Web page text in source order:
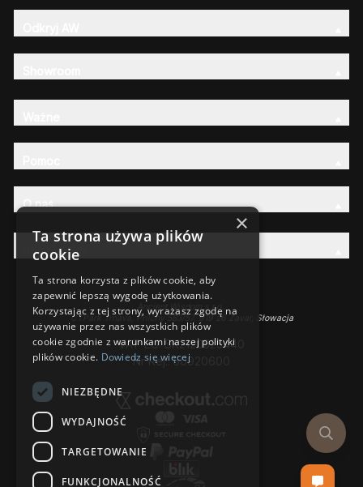
O nas
Rodzina AW
Ancient Wisdom s.r.o.,
CTPark Trnava, Prílohy 583/57, 919 26 Zavar, Słowacja
VAT-EU: SK2120525440
Nr Rej.: 50920600
×
Ta strona używa plików
cookie
Ta strona korzysta z plików cookie, aby
zapewnić lepszą wygodę użytkowania.
Korzystając z tej strony, wyrażasz zgodę na
używanie przez nas wszystkich plików
cookie zgodnie z warunkami naszej polityki
plików cookie. Dowiedz się więcej
NIEZBĘDNE
WYDAJNOŚĆ
TARGETOWANIE
FUNKCJONALNOŚĆ